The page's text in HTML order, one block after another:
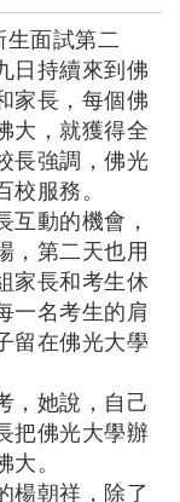
生面試第二
日持續來到佛
家長，每個佛
大，就獲得全
長強調，佛光
服務。
動的機會，
，第二天也用
家長和考生休
一名考生的肩
留在佛光大學
，她說，自己
把佛光大學辦
。
楊朝祥，除了